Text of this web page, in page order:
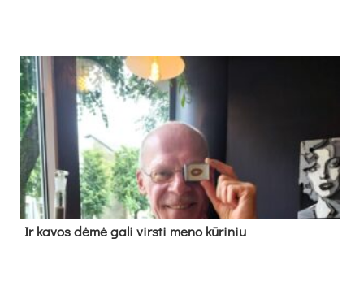
Ir ka­vos dė­mė ga­li virs­ti me­no kū­ri­niu